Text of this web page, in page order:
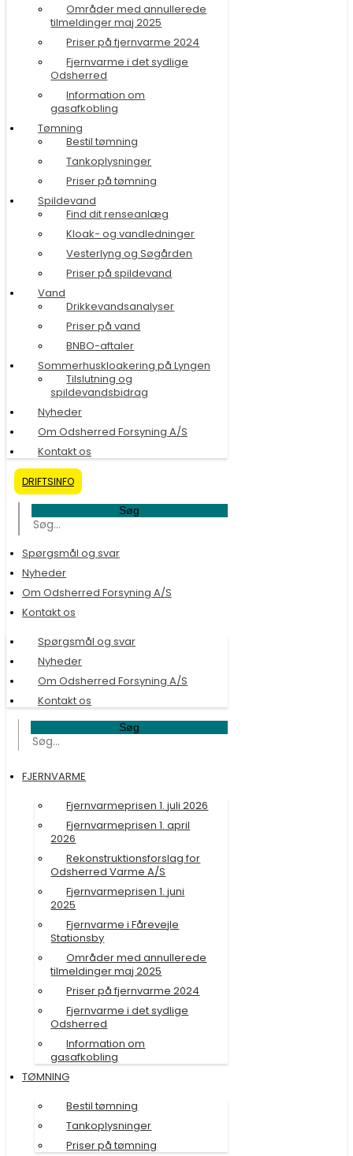
Områder med annullerede
tilmeldinger maj 2025
Priser på fjernvarme 2024
Fjernvarme i det sydlige
Odsherred
Information om
gasafkobling
Tømning
Bestil tømning
Tankoplysninger
Priser på tømning
Spildevand
Find dit renseanlæg
Kloak- og vandledninger
Vesterlyng og Søgården
Priser på spildevand
Vand
Drikkevandsanalyser
Priser på vand
BNBO-aftaler
Sommerhuskloakering på Lyngen
Tilslutning og
spildevandsbidrag
Nyheder
Om Odsherred Forsyning A/S
Kontakt os
DRIFTSINFO
Søg
Spørgsmål og svar
Nyheder
Om Odsherred Forsyning A/S
Kontakt os
Spørgsmål og svar
Nyheder
Om Odsherred Forsyning A/S
Kontakt os
Søg
FJERNVARME
Fjernvarmeprisen 1. juli 2026
Fjernvarmeprisen 1. april
2026
Rekonstruktionsforslag for
Odsherred Varme A/S
Fjernvarmeprisen 1. juni
2025
Fjernvarme i Fårevejle
Stationsby
Områder med annullerede
tilmeldinger maj 2025
Priser på fjernvarme 2024
Fjernvarme i det sydlige
Odsherred
Information om
gasafkobling
TØMNING
Bestil tømning
Tankoplysninger
Priser på tømning